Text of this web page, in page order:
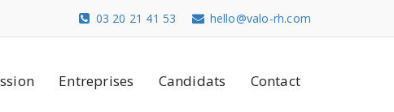
hello@valo-rh.com
03 20 21 41 53
Entreprises Candidats Contact